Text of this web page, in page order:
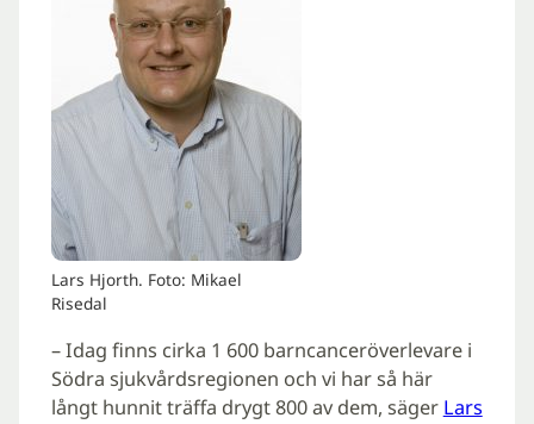
Lars Hjorth. Foto: Mikael
Risedal
– Idag finns cirka 1 600 barncanceröverlevare i
Södra sjukvårdsregionen och vi har så här
långt hunnit träffa drygt 800 av dem, säger Lars